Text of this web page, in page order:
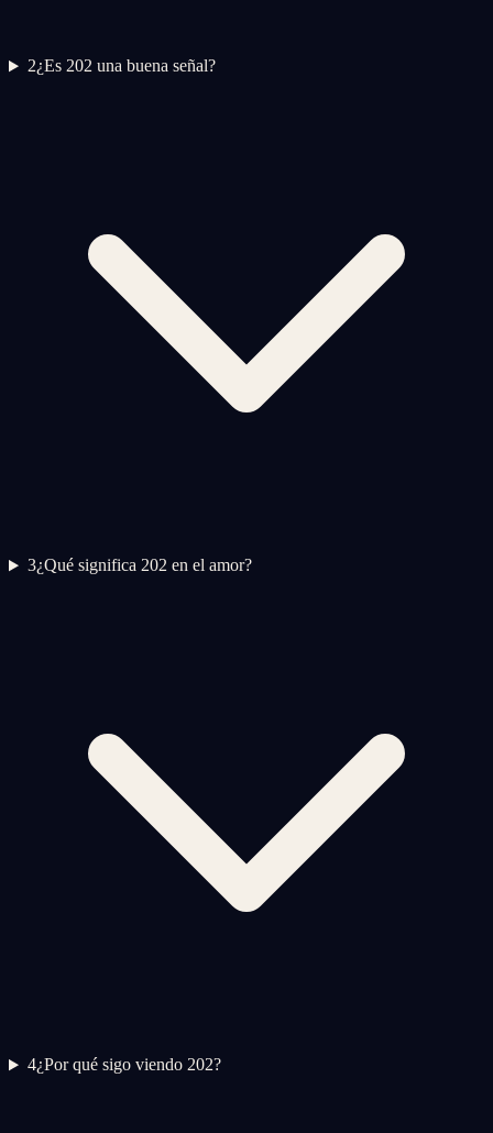
2¿Es 202 una buena señal?
3¿Qué significa 202 en el amor?
4¿Por qué sigo viendo 202?